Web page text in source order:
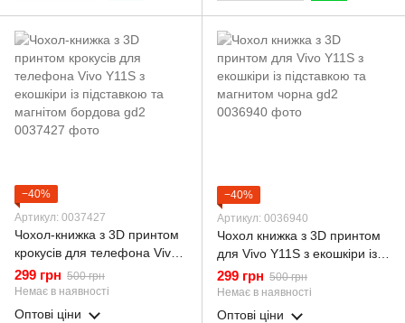
−40%
Артикул: 0037427
Чохол-книжка з 3D принтом
крокусів для телефона Vivo
Y11S з екошкіри із
підставкою та магнітом
бордова gd2
299 грн 500 грн
Немає в наявності
Оптові ціни
−40%
Артикул: 0036940
Чохол книжка з 3D принтом
для Vivo Y11S з екошкіри із
підставкою та магнитом
чорна gd2
299 грн 500 грн
Немає в наявності
Оптові ціни